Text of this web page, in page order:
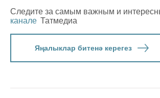
Следите за самым важным и
канале Татмедиа
Яңалыклар битенә керегез